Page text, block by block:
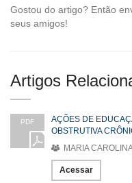
Gostou do artigo? Então
seus amigos!
Artigos
PDF
AÇÕES DE
OBSTRUTIVA
MARIA
Acessar